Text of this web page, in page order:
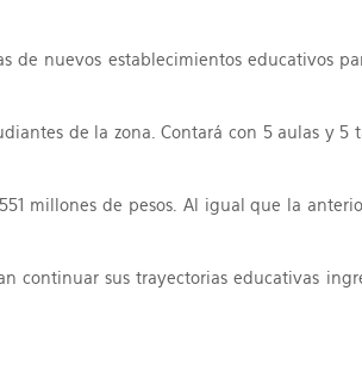
nuevos establecimientos educativos
de la zona. Contará con 5 aulas y 5
millones de pesos. Al igual que la
continuar sus trayectorias educativas